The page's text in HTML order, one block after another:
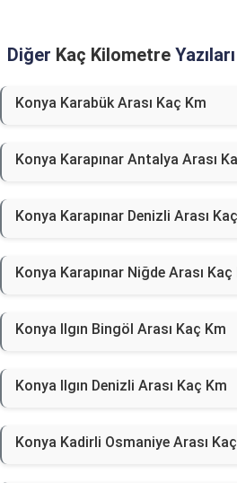
Diğer Kaç Kilometre Yazıları
Konya Karabük Arası Kaç Km
Konya Karapınar Antalya Arası
Konya Karapınar Denizli Arası
Konya Karapınar Niğde Arası Kaç
Konya Ilgın Bingöl Arası Kaç Km
Konya Ilgın Denizli Arası Kaç Km
Konya Kadirli Osmaniye Arası